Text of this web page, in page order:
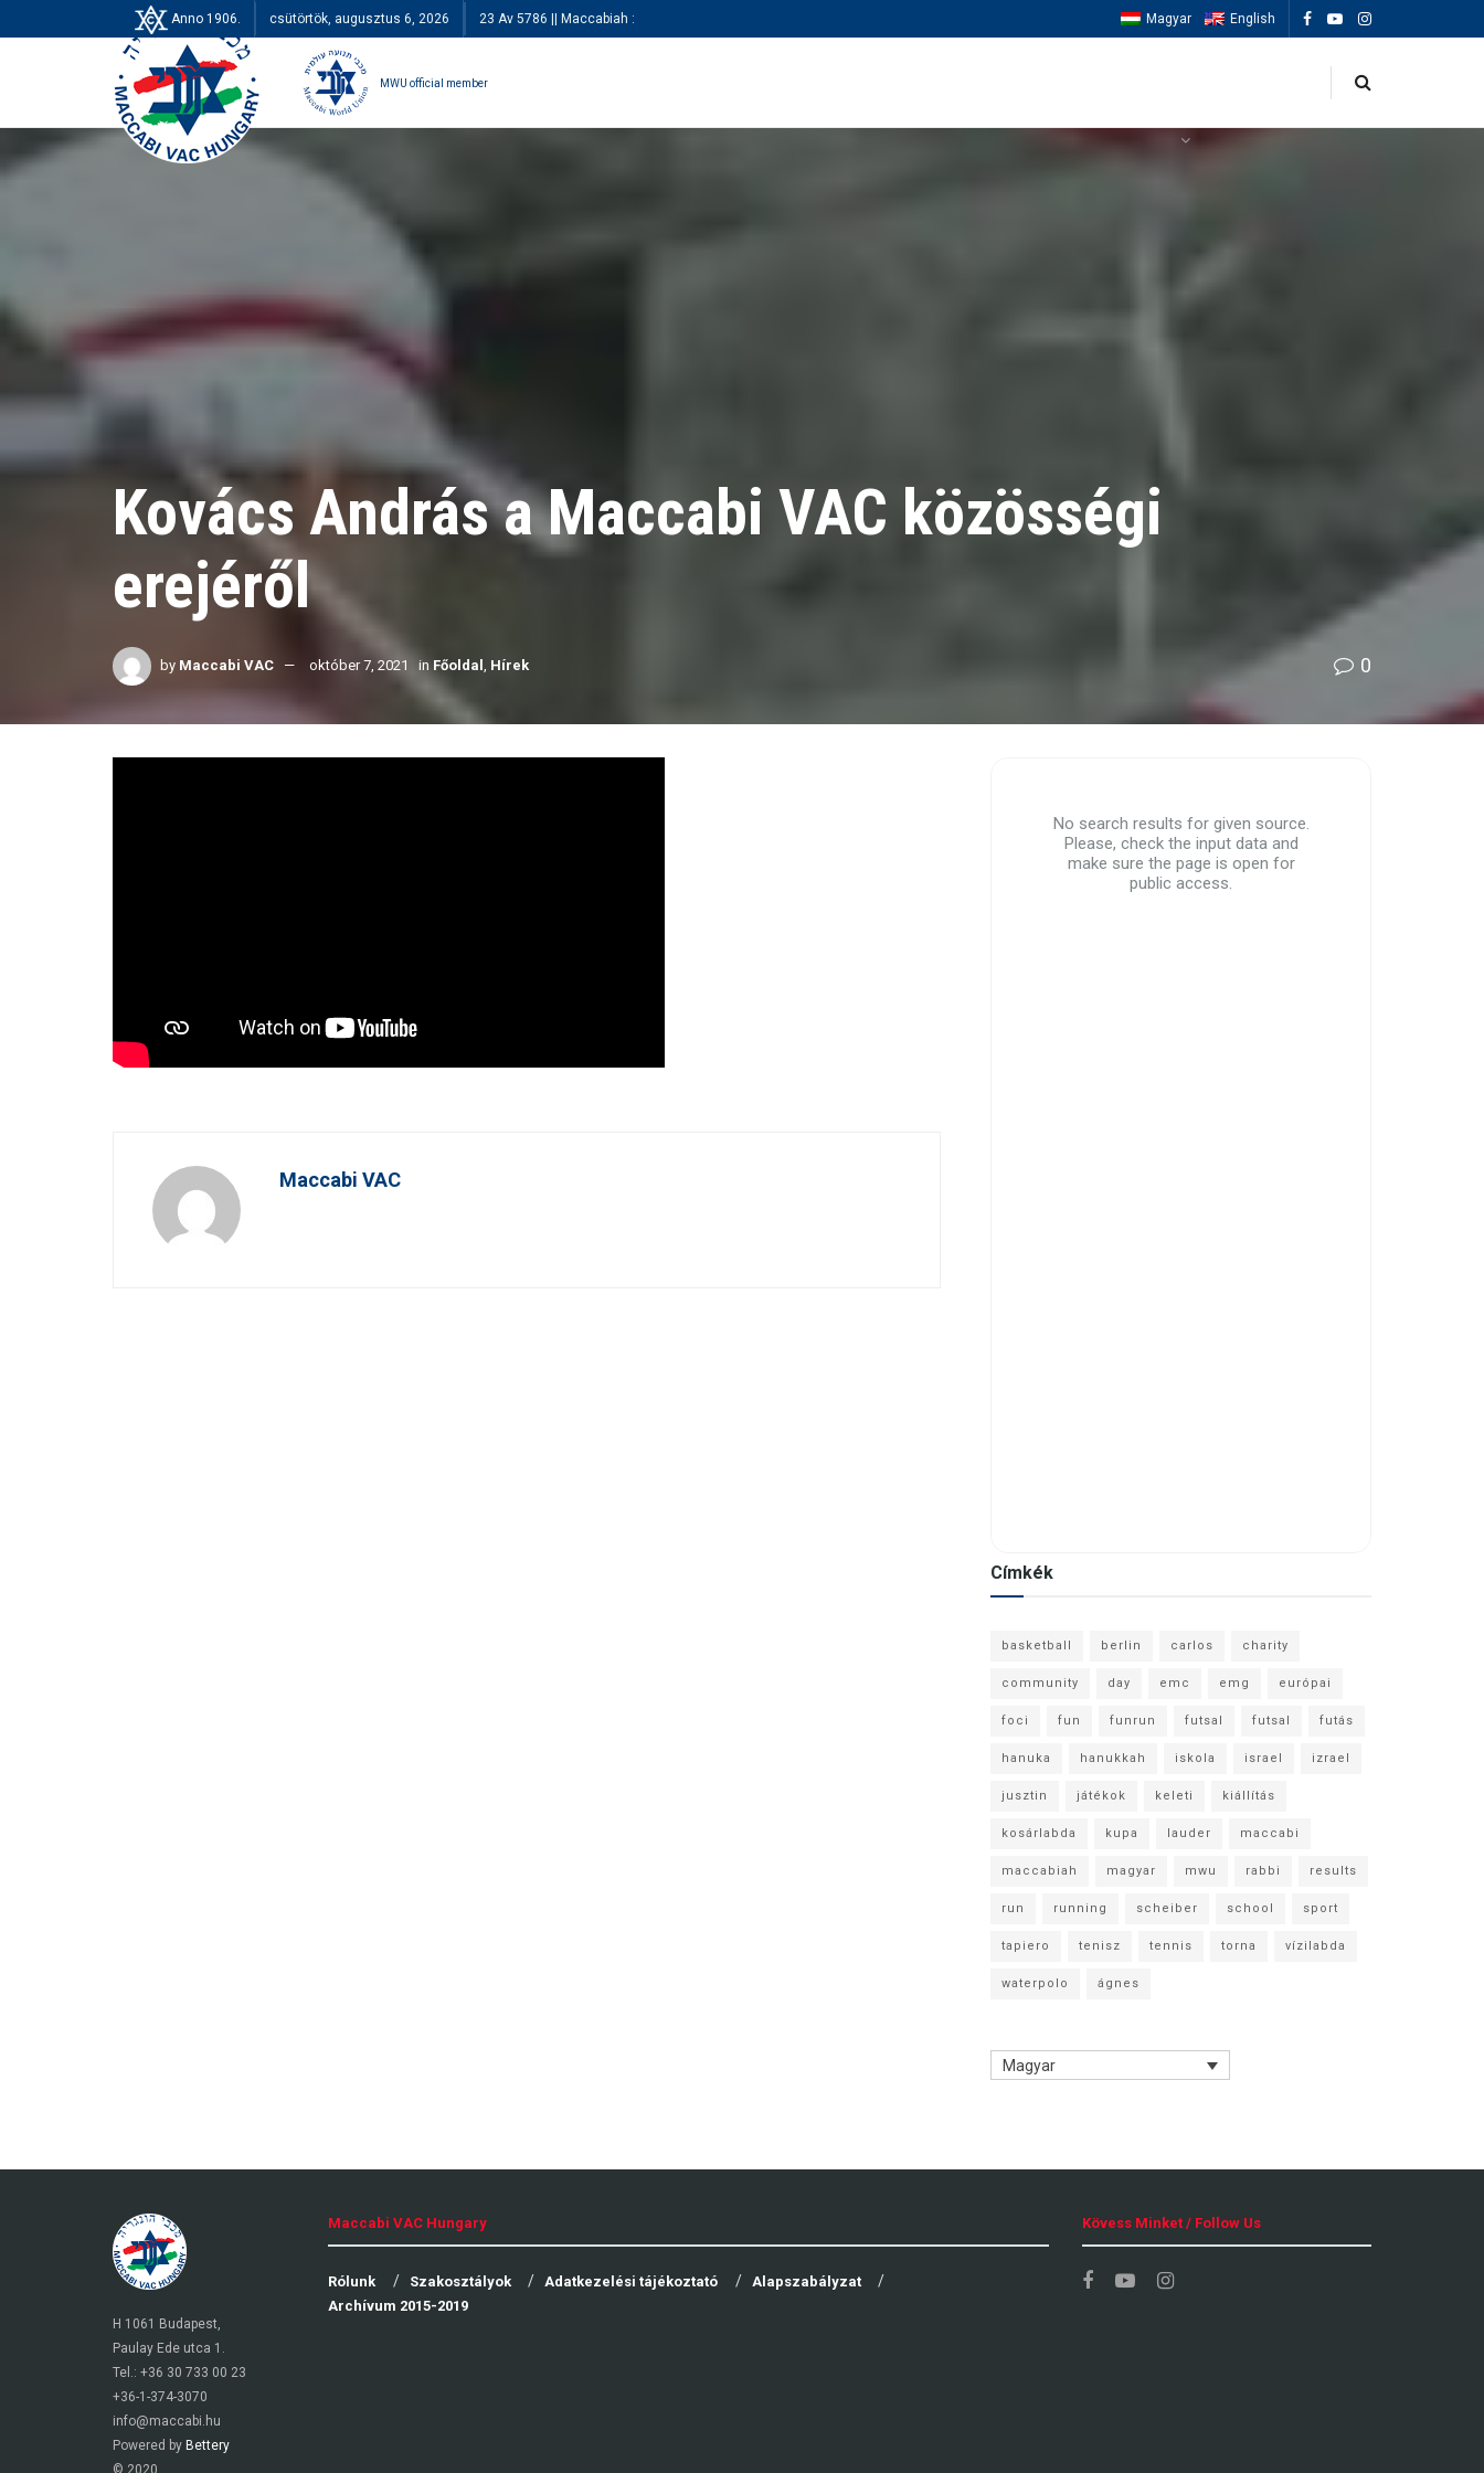
Anno 1906. csütörtök, augusztus 6, 2026 23 Av 5786 || Maccabiah : Magyar English
MWU official member
ESEMÉNYEK MACCABIAH 2025
Kovács András a Maccabi VAC közösségi
erejéről
by Maccabi VAC október 7, 2021 in Főoldal Hírek 0
Maccabi VAC
No search results for given source.
Please, check the input data and
make sure the page is open for
public access.
Címkék
basketball berlin carlos charity
community day emc emg európai
foci fun funrun futsal futsal futás
hanuka hanukkah iskola israel izrael
jusztin játékok keleti kiállítás
kosárlabda kupa lauder maccabi
maccabiah magyar mwu rabbi results
run running scheiber school sport
tapiero tenisz tennis torna vízilabda
waterpolo ágnes
Magyar
H 1061 Budapest,
Paulay Ede utca 1.
Tel.: +36 30 733 00 23
+36-1-374-3070
info@maccabi.hu
Powered by Bettery
© 2020
Maccabi VAC Hungary
Rólunk Szakosztályok Adatkezelési tájékoztató
Alapszabályzat
Archívum 2015-2019
Kövess Minket / Follow Us